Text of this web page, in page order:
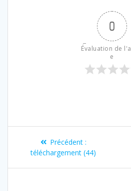
0
Évaluation de
e
Précédent :
téléchargement (44)